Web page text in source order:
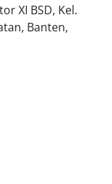
XI BSD, Kel.
Banten,